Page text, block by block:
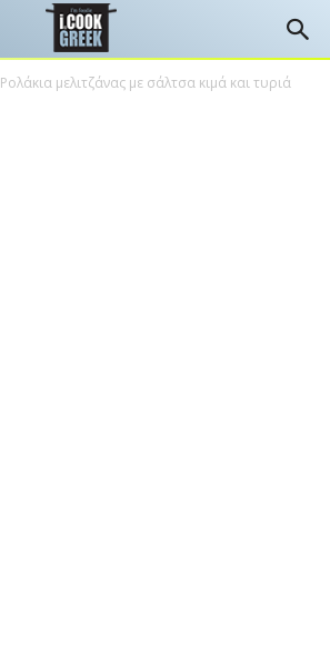
Ρολάκια μελιτζάνας με σάλτσα κιμά και τυριά